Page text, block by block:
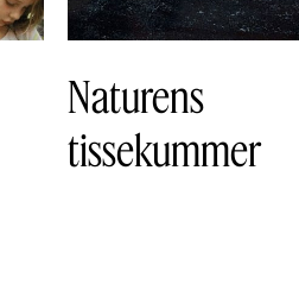
Naturens
tissekummer